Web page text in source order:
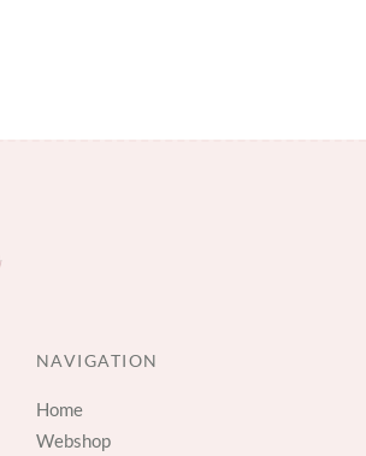
NAVIGATION
Home
Webshop